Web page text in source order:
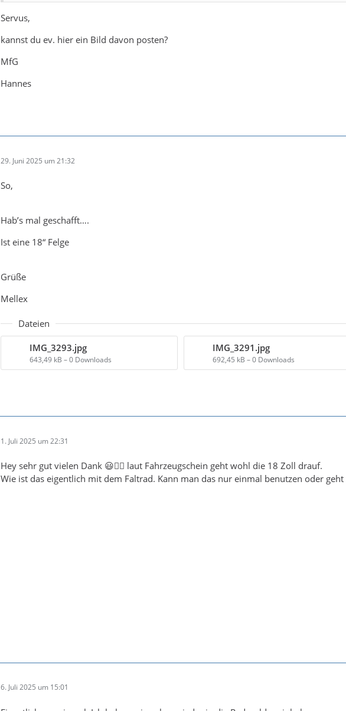
Servus,
kannst du ev. hier ein Bild davon posten?
MfG
Hannes
29. Juni 2025 um 21:32
So,
Hab’s mal geschafft….
Ist eine 18“ Felge
Grüße
Mellex
Dateien
IMG_3293.jpg
643,49 kB – 0 Downloads
IMG_3291.jpg
692,45 kB – 0 Downloads
1. Juli 2025 um 22:31
Hey sehr gut vielen Dank 😃👍🏻 laut Fahrzeugschein geht wohl die 18 Zoll drauf.
Wie ist das eigentlich mit dem Faltrad. Kann man das nur einmal benutzen oder
6. Juli 2025 um 15:01